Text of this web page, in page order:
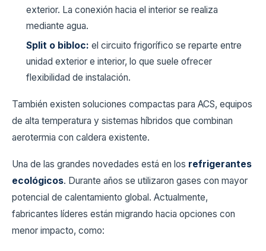
exterior. La conexión hacia el interior se realiza
mediante agua.
Split o bibloc: el circuito frigorífico se reparte entre
unidad exterior e interior, lo que suele ofrecer
flexibilidad de instalación.
También existen soluciones compactas para ACS, equipos
de alta temperatura y sistemas híbridos que combinan
aerotermia con caldera existente.
Una de las grandes novedades está en los refrigerantes
ecológicos. Durante años se utilizaron gases con mayor
potencial de calentamiento global. Actualmente,
fabricantes líderes están migrando hacia opciones con
menor impacto, como: